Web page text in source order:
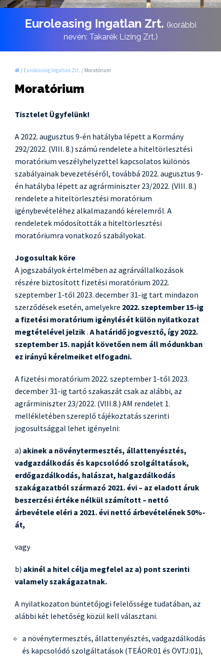
Euroleasing Ingatlan Zrt. (korábbi
nevén: Takarék Lízing Zrt.)
/ Euroleasing Ingatlan Zrt. / Moratórium
Moratórium
Tisztelet Ügyfelünk!
A 2022. augusztus 9-én hatályba lépett a Kormány
292/2022. (VIII. 8.) számú rendelete a hiteltörlesztési
moratórium veszélyhelyzettel kapcsolatos különös
szabályainak bevezetéséről, továbbá 2022. augusztus 9-
én hatályba lépett az agrárminiszter 23/2022. (VIII. 8.)
rendelete a hiteltörlesztési moratórium
igénybevételéhez alkalmazandó kérelemről. A
rendeletek módosították a hiteltörlesztési
moratóriumra vonatkozó szabályokat.
Jogosultak köre
A jogszabályok értelmében az agrárvállalkozások
részére biztosított fizetési moratórium 2022.
szeptember 1-től 2023. december 31-ig tart mindazon
szerződések esetén, amelyekre 2022. szeptember 15-ig
a fizetési moratórium igénylését külön nyilatkozat
megtételével jelzik. A határidő jogvesztő, így 2022.
szeptember 15. napját követően nem áll módunkban
ez irányú kérelmeiket elfogadni.
A fizetési moratórium 2022. szeptember 1-től 2023.
december 31-ig tartó szakaszát csak az alábbi, az
agrárminiszter 23/2022. (VIII.8.) AM rendelet 1.
mellékletében szereplő tájékoztatás szerinti
jogosultsággal lehet igényelni:
a) akinek a növénytermesztés, állattenyésztés,
vadgazdálkodás és kapcsolódó szolgáltatások,
erdőgazdálkodás, halászat, halgazdálkodás
szakágazatból származó 2021. évi – az eladott áruk
beszerzési értéke nélkül számított – nettó
árbevétele eléri a 2021. évi nettó árbevételének 50%-
át,
vagy
b) akinél a hitel célja megfelel az a) pont szerinti
valamely szakágazatnak.
A nyilatkozaton büntetőjogi felelőssége tudatában, az
alábbi két lehetőség közül kell választani.
a növénytermesztés, állattenyésztés, vadgazdálkodás
és kapcsolódó szolgáltatások (TEÁOR:01 és ÖVTJ:01),